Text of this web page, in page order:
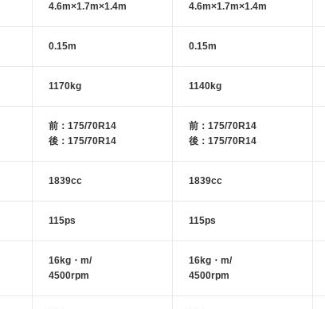
4.6m×1.7m×1.4m 4.6m×1.7m×1.4m
0.15m 0.15m
1170kg 1140kg
前：175/70R14
後：175/70R14
前：175/70R14
後：175/70R14
1839cc 1839cc
115ps 115ps
16kg・m/
4500rpm
16kg・m/
4500rpm